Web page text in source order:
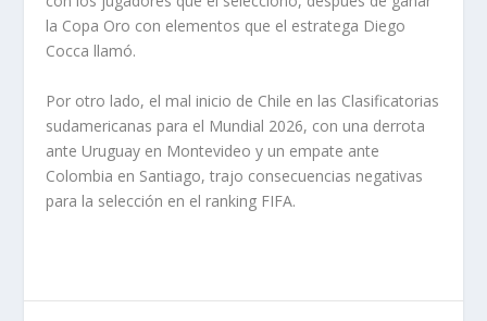
la Copa Oro con elementos que el estratega Diego
Cocca llamó.
Por otro lado, el mal inicio de Chile en las Clasificatorias
sudamericanas para el Mundial 2026, con una derrota
ante Uruguay en Montevideo y un empate ante
Colombia en Santiago, trajo consecuencias negativas
para la selección en el ranking FIFA.